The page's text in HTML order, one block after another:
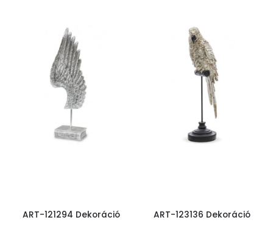
ART-121294 Dekoráció ART-123136 Dekoráció